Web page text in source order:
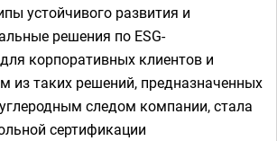
устойчивого развития и
решения по ESG-
корпоративных клиентов и
из таких решений, предназначенных
следом компании, стала
сертификации